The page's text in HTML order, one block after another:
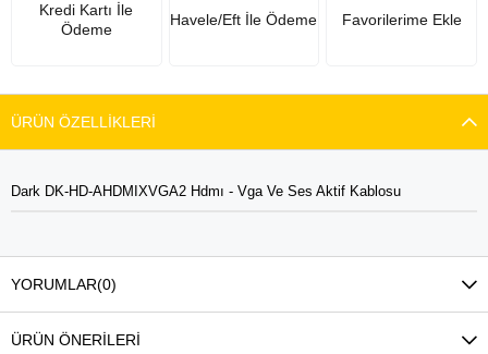
Kredi Kartı İle
Ödeme
Havele/Eft İle Ödeme Favorilerime Ekle
ÜRÜN ÖZELLIKLERI
Dark DK-HD-AHDMIXVGA2 Hdmı - Vga Ve Ses Aktif Kablosu
YORUMLAR(0)
ÜRÜN ÖNERILERI